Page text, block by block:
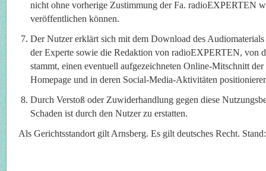
nicht ohne vorherige Zustimmung der Fa. radioEXPERTEN
veröffentlichen können.
Der Nutzer erklärt sich mit dem Download des Audiomaterials
der Experte sowie die Redaktion von radioEXPERTEN, von
stammt, einen eventuell aufgezeichneten Online-Mitschnitt
Homepage und in deren Social-Media-Aktivitäten
Durch Verstoß oder Zuwiderhandlung gegen diese
Schaden ist durch den Nutzer zu erstatten.
Als Gerichtsstandort gilt Arnsberg. Es gilt deutsches Recht.